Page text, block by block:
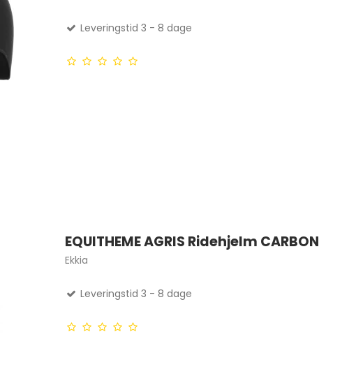
Leveringstid 3 - 8 dage
EQUITHEME AGRIS Ridehjelm CARBON
Ekkia
Leveringstid 3 - 8 dage